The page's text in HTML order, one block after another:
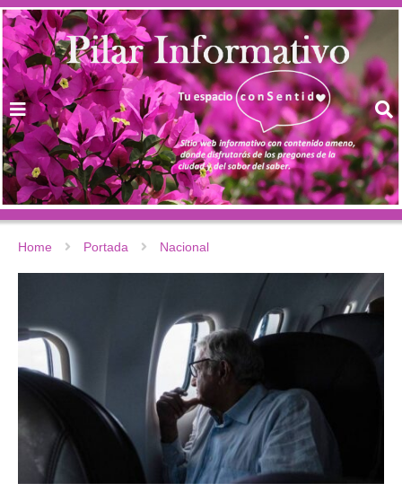
Home Portada Nacional